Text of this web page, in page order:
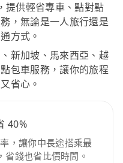
供輕省專車、點對點
，無論是一人旅行還是
方式。
新加坡、馬來西亞、越
包車服務，讓你的旅程
省心。
40%
，讓你中長途搭乘最
省錢也省比價時間。